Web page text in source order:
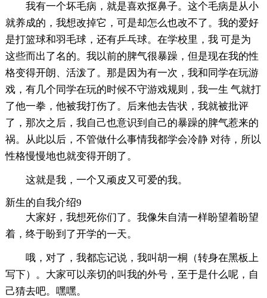
我有一个坏毛病，就是喜欢抠鼻子。这个毛病是从小
就养成的，我想改掉它，可是却怎么也改不了。我的爱好
是打篮球和羽毛球，还有乒乓球。在学校里，我 可是为
这些而出了名的。我以前的脾气很暴躁，但是现在我的性
格变得开朗、活泼了。那是因为有一次，我和同学在玩游
戏，有几个同学在玩的时候不守游戏规则，我一生 气就打
了他一拳，他被我打伤了。后来他去告状，我就被批评
了，那次之后，我自己也意识到自己的暴躁的脾气惹来的
祸。从此以后，不管做什么事情我都学会冷静 对待，所以
性格慢慢地也就变得开朗了。
这就是我，一个又顽皮又可爱的我。
新生的自我介绍9
大家好，我想死你们了。我像朱自清一样盼望着盼望
着，终于盼到了开学的一天。
哦，对了，我都忘记说，我叫胡一桐（转身在黑板上
写下）。大家可以亲切的叫我的外号，至于是什么呢，自
己猜去吧。嘿嘿。